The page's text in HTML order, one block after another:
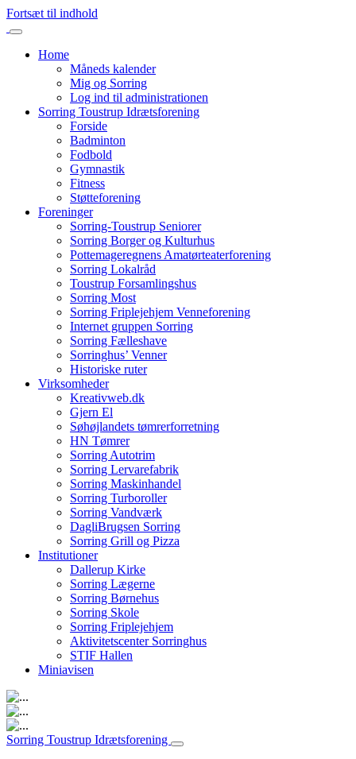
Fortsæt til indhold
Home
Måneds kalender
Mig og Sorring
Log ind til administrationen
Sorring Toustrup Idrætsforening
Forside
Badminton
Fodbold
Gymnastik
Fitness
Støtteforening
Foreninger
Sorring-Toustrup Seniorer
Sorring Borger og Kulturhus
Pottemageregnens Amatørteaterforening
Sorring Lokalråd
Toustrup Forsamlingshus
Sorring Most
Sorring Friplejehjem Venneforening
Internet gruppen Sorring
Sorring Fælleshave
Sorringhus’ Venner
Historiske ruter
Virksomheder
Kreativweb.dk
Gjern El
Søhøjlandets tømrerforretning
HN Tømrer
Sorring Autotrim
Sorring Lervarefabrik
Sorring Maskinhandel
Sorring Turboroller
Sorring Vandværk
DagliBrugsen Sorring
Sorring Grill og Pizza
Institutioner
Dallerup Kirke
Sorring Lægerne
Sorring Børnehus
Sorring Skole
Sorring Friplejehjem
Aktivitetscenter Sorringhus
STIF Hallen
Miniavisen
Hovednavigation
Sorring Toustrup Idrætsforening